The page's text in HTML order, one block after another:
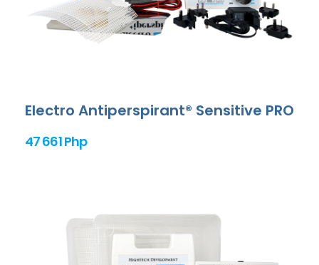
Electro Antiperspirant® Sensitive PRO
47 661 Php